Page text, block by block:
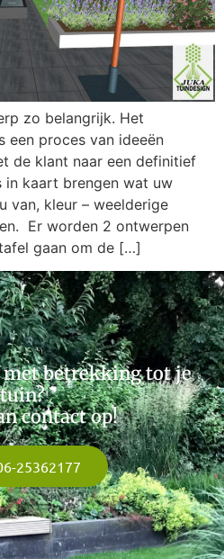
zo belangrijk. Het
een proces van ideeën
de klant naar een definitief
in kaart brengen wat uw
van, kleur – weelderige
Er worden 2 ontwerpen
gaan om de […]
met betrekking tot je
tuin?
contact op!
25362177